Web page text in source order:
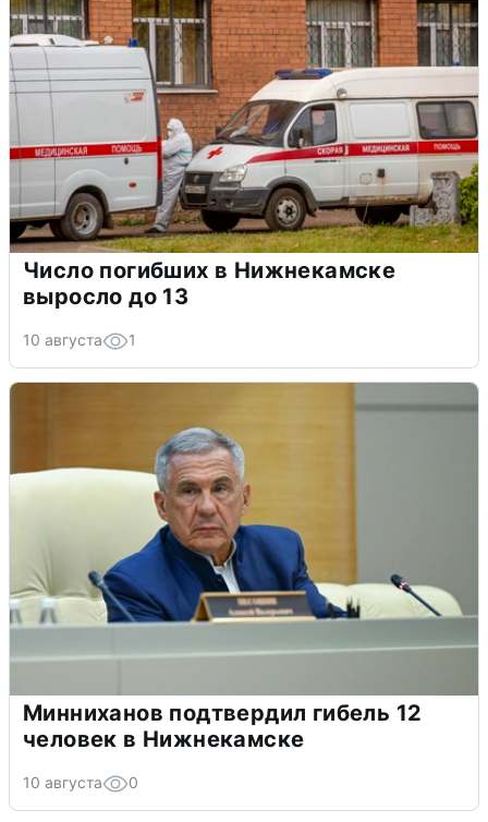
Число погибших в Нижнекамске
выросло до 13
10 августа 1
Минниханов подтвердил гибель 12
человек в Нижнекамске
10 августа 0